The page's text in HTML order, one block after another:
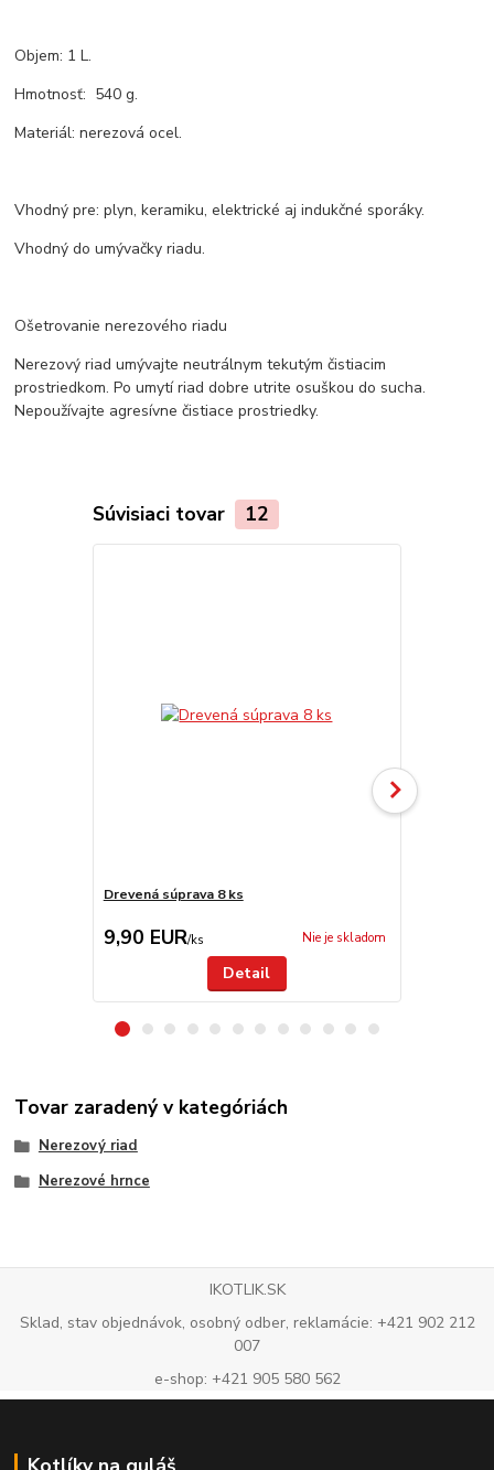
Objem: 1 L.
Hmotnosť: 540 g.
Materiál: nerezová ocel.
Vhodný pre: plyn, keramiku, elektrické aj indukčné sporáky.
Vhodný do umývačky riadu.
Ošetrovanie nerezového riadu
Nerezový riad umývajte neutrálnym tekutým čistiacim
prostriedkom. Po umytí riad dobre utrite osuškou do sucha.
Nepoužívajte agresívne čistiace prostriedky.
Súvisiaci tovar 12
Drevená súprava 8 ks
9,90 EUR/ks Nie je skladom
Detail
Tovar zaradený v kategóriách
Nerezový riad
Nerezové hrnce
IKOTLIK.SK
Sklad, stav objednávok, osobný odber, reklamácie: +421 902 212
007
e-shop: +421 905 580 562